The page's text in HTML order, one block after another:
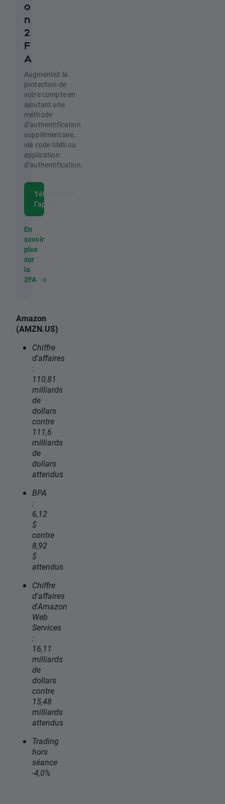
o
n
2
F
A
Augmentez la
protection de
votre compte en
ajoutant une
méthode
d’authentification
supplémentaire,
via code SMS ou
application
d’authentification.
Télécharger
l’appli
En
savoir
plus
sur
la
2FA
Amazon
(AMZN.US)
Chiffre
d'affaires
:
110,81
milliards
de
dollars
contre
111,6
milliards
de
dollars
attendus
BPA
:
6,12
$
contre
8,92
$
attendus
Chiffre
d'affaires
d'Amazon
Web
Services
:
16,11
milliards
de
dollars
contre
15,48
milliards
attendus
Trading
hors
séance
-4,0%